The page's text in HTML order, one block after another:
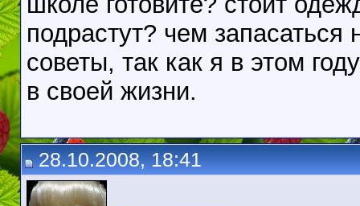
подрастут? чем
советы, так как я в этом
в своей жизни.
28.10.2008, 18:41